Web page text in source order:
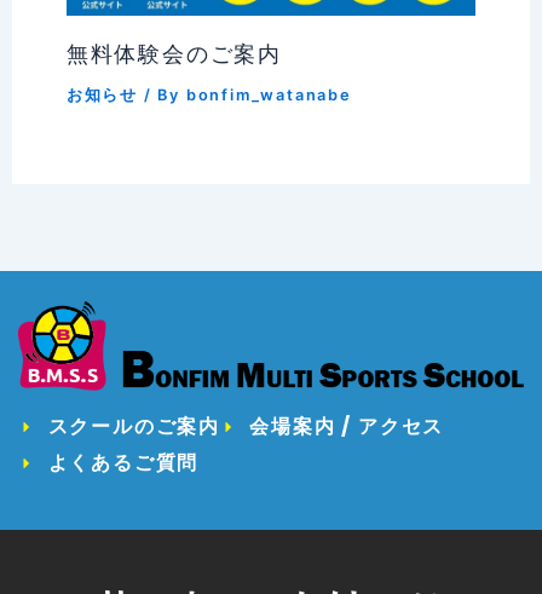
無料体験会のご案内
お知らせ / By bonfim_watanabe
スクールのご案内
会場案内 / アクセス
よくあるご質問